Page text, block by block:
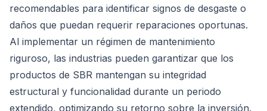
recomendables para identificar signos de desgaste o
daños que puedan requerir reparaciones oportunas.
Al implementar un régimen de mantenimiento
riguroso, las industrias pueden garantizar que los
productos de SBR mantengan su integridad
estructural y funcionalidad durante un periodo
extendido, optimizando su retorno sobre la inversión.